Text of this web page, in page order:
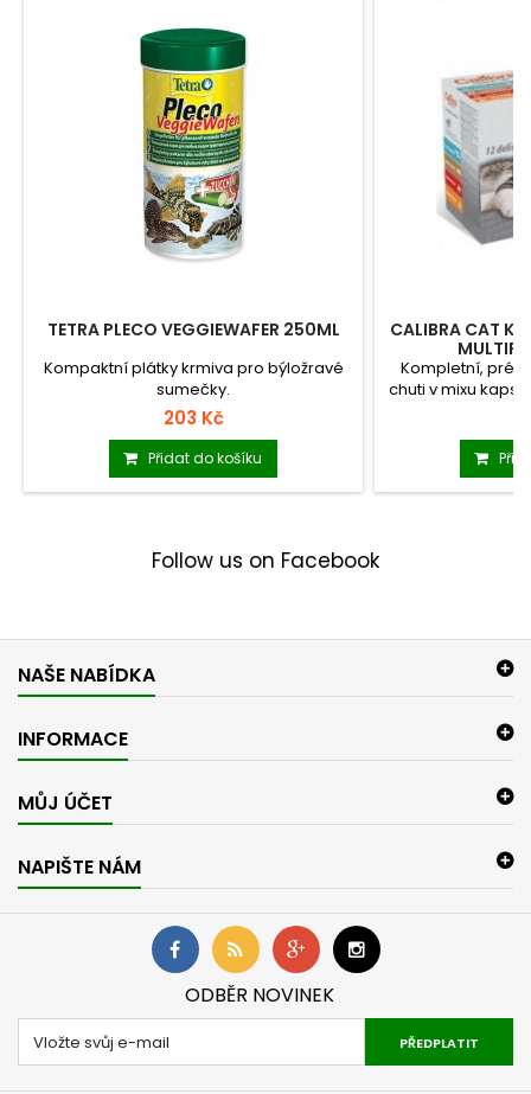
TETRA PLECO VEGGIEWAFER 250ML
Kompaktní plátky krmiva pro býložravé
sumečky.
203 Kč
Přidat do košíku
CALIBRA CAT
Kompletní,
chuti v mixu
Follow us on Facebook
NAŠE NABÍDKA
INFORMACE
MŮJ ÚČET
NAPIŠTE NÁM
ODBĚR NOVINEK
PŘEDPLATIT